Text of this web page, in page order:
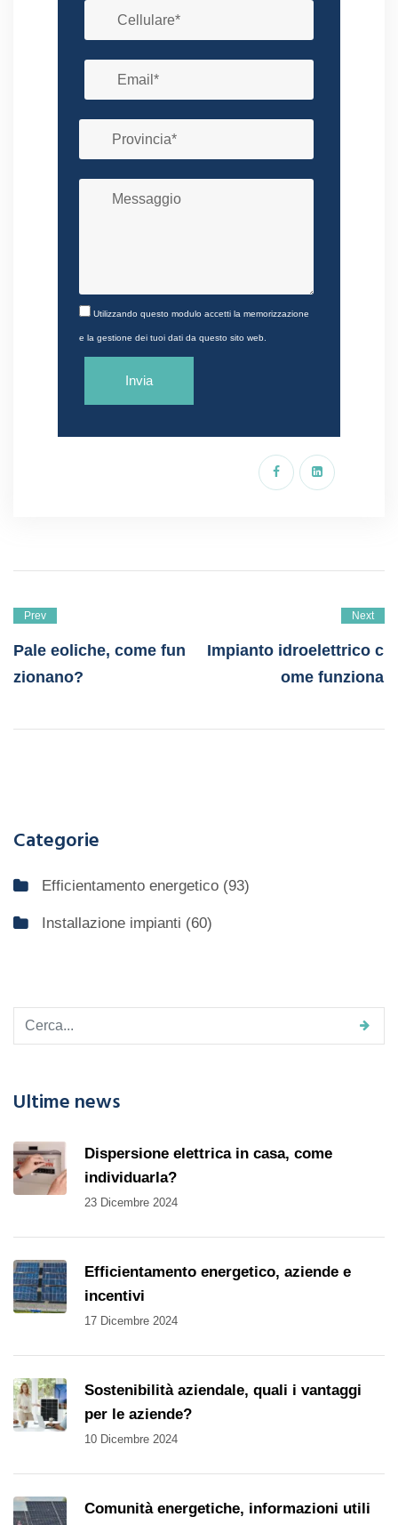
Utilizzando questo modulo accetti la memorizzazione
e la gestione dei tuoi dati da questo sito web.
Prev
Pale eoliche, come fun
zionano?
Next
Impianto idroelettrico c
ome funziona
Categorie
Efficientamento energetico (93)
Installazione impianti (60)
Ultime news
Dispersione elettrica in casa, come
individuarla?
23 Dicembre 2024
Efficientamento energetico, aziende e
incentivi
17 Dicembre 2024
Sostenibilità aziendale, quali i vantaggi
per le aziende?
10 Dicembre 2024
Comunità energetiche, informazioni utili